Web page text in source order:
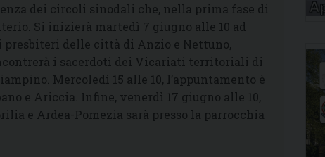
dei circoli sinodali che, nella prima fase di
Si inizierà martedì 7 giugno alle 10 ad
presbiteri delle città di Anzio e Nettuno,
i sacerdoti dei Vicariati territoriali di
Mercoledì 15 alle 10, l’appuntamento è
e Ariccia. Infine, venerdì 17 giugno alle 10,
e Ardea-Pomezia sarà presso la parrocchia